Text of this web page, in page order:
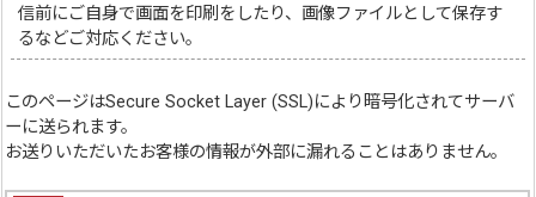
信前にご自身で画面を印刷をしたり、画像ファイルとして保存す
るなどご対応ください。
このページはSecure Socket Layer (SSL)により暗号化されてサーバ
ーに送られます。
お送りいただいたお客様の情報が外部に漏れることはありません。